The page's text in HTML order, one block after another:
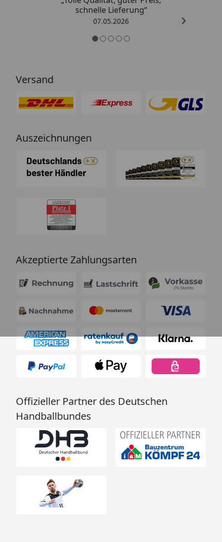
schnelle Lieferung“
07.05.2026
Versand
Auszeichnungen
Akzeptierte Zahlungsarten
Offizieller Partner des Deutschen
Handballbundes